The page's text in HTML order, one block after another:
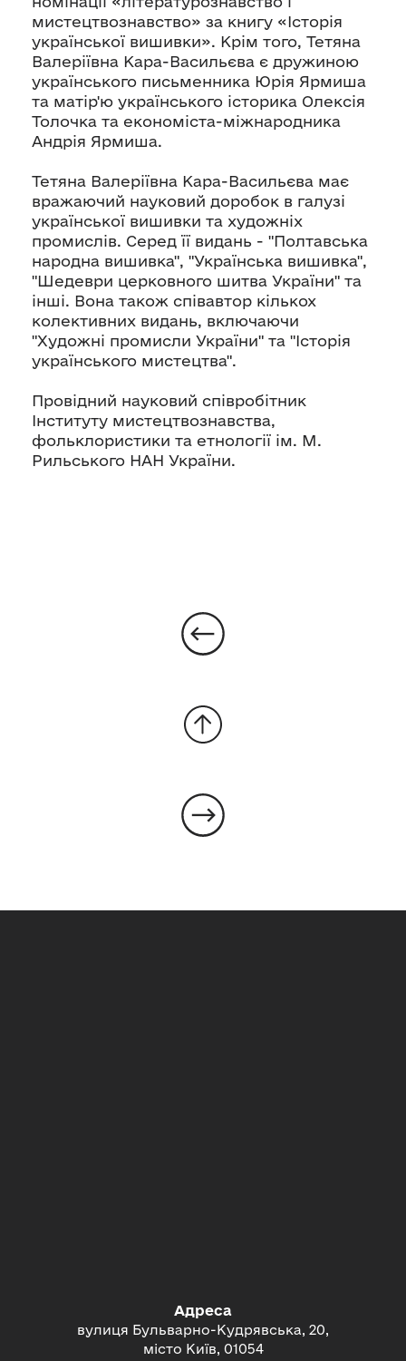
мистецтвознавство» за книгу «Історія
української вишивки». Крім того, Тетяна
Валеріївна Кара-Васильєва є дружиною
українського письменника Юрія Ярмиша
та матір'ю українського історика Олексія
Толочка та економіста-міжнародника
Андрія Ярмиша.
Тетяна Валеріївна Кара-Васильєва має
вражаючий науковий доробок в галузі
української вишивки та художніх
промислів. Серед її видань - "Полтавська
народна вишивка", "Українська вишивка",
"Шедеври церковного шитва України" та
інші. Вона також співавтор кількох
колективних видань, включаючи
"Художні промисли України" та "Історія
українського мистецтва".
Провідний науковий співробітник
Інституту мистецтвознавства,
фольклористики та етнології ім. М.
Рильського НАН України.
Адреса
вулиця Бульварно-Кудрявська, 20,
місто Київ, 01054